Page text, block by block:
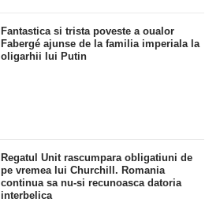
Fantastica si trista poveste a oualor
Fabergé ajunse de la familia imperiala la
oligarhii lui Putin
Regatul Unit rascumpara obligatiuni de
pe vremea lui Churchill. Romania
continua sa nu-si recunoasca datoria
interbelica